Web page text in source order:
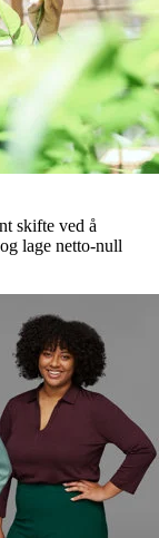
skifte ved å
lage netto-null